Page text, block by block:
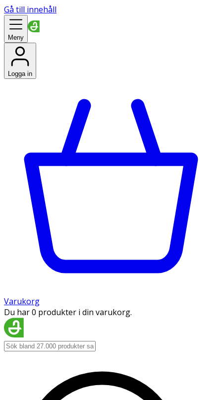
Gå till innehåll
Meny
Logga in
Varukorg
Du har 0 produkter i din varukorg.